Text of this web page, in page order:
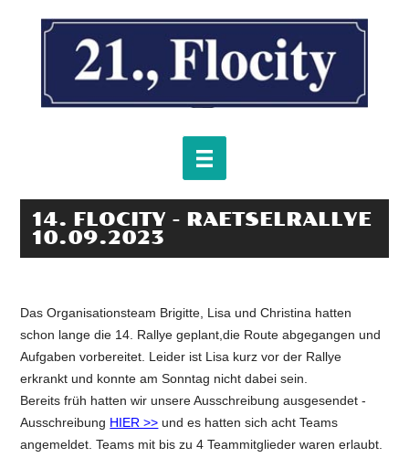
14. FLOCITY - RAETSELRALLYE
10.09.2023
Das Organisationsteam Brigitte, Lisa und Christina hatten
schon lange die 14. Rallye geplant,die Route abgegangen und
Aufgaben vorbereitet. Leider ist Lisa kurz vor der Rallye
erkrankt und konnte am Sonntag nicht dabei sein.
Bereits früh hatten wir unsere Ausschreibung ausgesendet -
Ausschreibung HIER >> und es hatten sich acht Teams
angemeldet. Teams mit bis zu 4 Teammitglieder waren erlaubt.